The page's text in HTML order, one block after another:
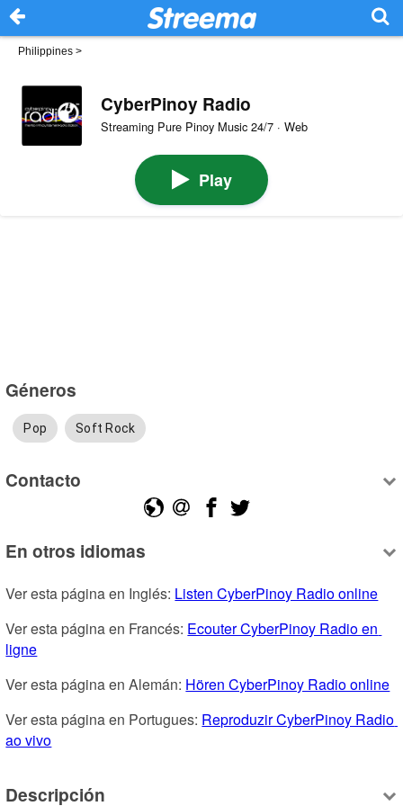
Philippines >
CyberPinoy Radio
Streaming Pure Pinoy Music 24/7 · Web
Play
Géneros
Pop Soft Rock
Contacto
En otros idiomas
Ver esta página en Inglés: Listen CyberPinoy Radio online
Ver esta página en Francés: Ecouter CyberPinoy Radio en
ligne
Ver esta página en Alemán: Hören CyberPinoy Radio online
Ver esta página en Portugues: Reproduzir CyberPinoy Radio
ao vivo
Descripción